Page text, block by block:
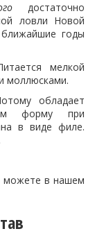
достаточно
ловли Новой
годы
мелкой
моллюсками.
обладает
форму при
в виде филе.
можете в нашем